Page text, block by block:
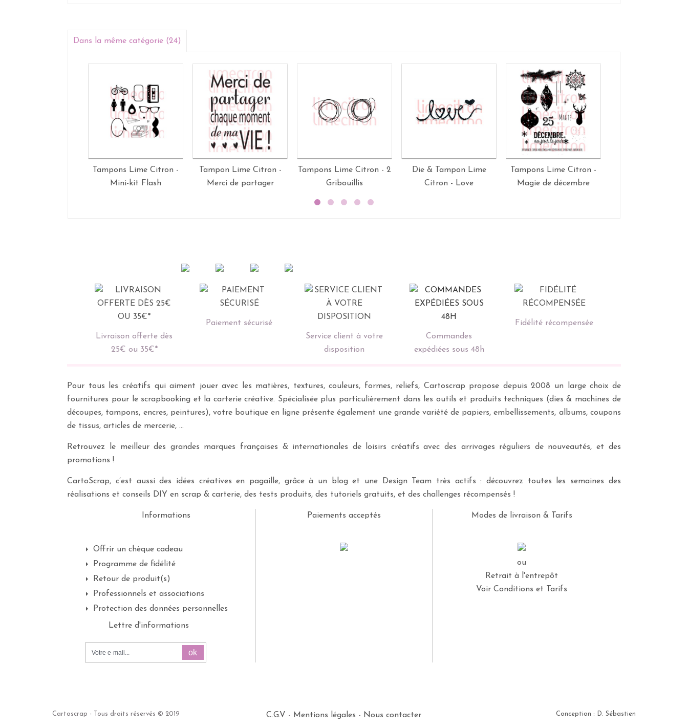
Dans la même catégorie (24)
Tampons Lime Citron -
Mini-kit Flash
Tampon Lime Citron -
Merci de partager
Tampons Lime Citron - 2
Gribouillis
Die & Tampon Lime
Citron - Love
Tampons Lime Citron -
Magie de décembre
Livraison offerte dès
25€ ou 35€*
Paiement sécurisé
Service client à votre
disposition
Commandes
expédiées sous 48h
Fidélité récompensée
Pour tous les créatifs qui aiment jouer avec les matières, textures, couleurs, formes, reliefs, Cartoscrap propose depuis 2008 un large choix de
fournitures pour le scrapbooking et la carterie créative. Spécialisée plus particulièrement dans les outils et produits techniques (dies & machines de
découpes, tampons, encres, peintures), votre boutique en ligne présente également une grande variété de papiers, embellissements, albums, coupons
de tissus, articles de mercerie, …
Retrouvez le meilleur des grandes marques françaises & internationales de loisirs créatifs avec des arrivages réguliers de nouveautés, et des
promotions !
CartoScrap, c’est aussi des idées créatives en pagaille, grâce à un blog et une Design Team très actifs : découvrez toutes les semaines des
réalisations et conseils DIY en scrap & carterie, des tests produits, des tutoriels gratuits, et des challenges récompensés !
Informations
Offrir un chèque cadeau
Programme de fidélité
Retour de produit(s)
Professionnels et associations
Protection des données personnelles
Paiements acceptés Modes de livraison & Tarifs
ou
Retrait à l'entrepôt
Voir Conditions et Tarifs
Lettre d'informations
ok
Cartoscrap - Tous droits réservés © 2019 C.G.V - Mentions légales - Nous contacter Conception : D. Sébastien